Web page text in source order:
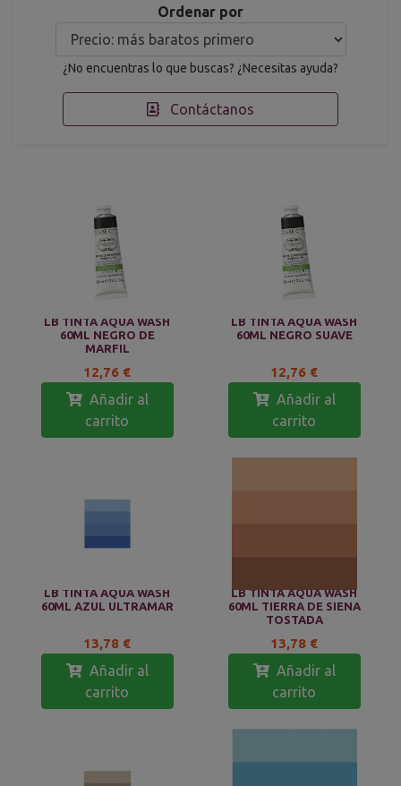
Ordenar por
¿No encuentras lo que buscas? ¿Necesitas ayuda?
Contáctanos
LB TINTA AQUA WASH
60ML NEGRO DE
MARFIL
12,76 €
Añadir al
carrito
LB TINTA AQUA WASH
60ML NEGRO SUAVE
12,76 €
Añadir al
carrito
LB TINTA AQUA WASH
60ML AZUL ULTRAMAR
13,78 €
Añadir al
carrito
LB TINTA AQUA WASH
60ML TIERRA DE SIENA
TOSTADA
13,78 €
Añadir al
carrito